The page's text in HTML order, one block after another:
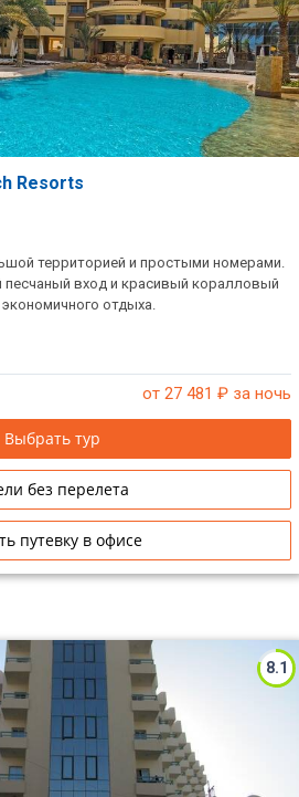
Resorts
территорией и простыми номерами.
песчаный вход и красивый коралловый
отдыха.
от 27 481 ₽ за ночь
Выбрать тур
без перелета
путевку в офисе
8.1